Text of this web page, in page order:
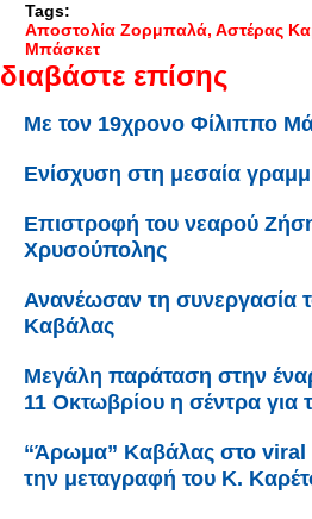
Tags:
Αποστολία Ζορμπαλά Αστέρας
Μπάσκετ
διαβάστε επίσης
Με τον 19χρονο Φίλιππο
Ενίσχυση στη μεσαία
Επιστροφή του νεαρού
Χρυσούπολης
Ανανέωσαν τη συνεργασία
Καβάλας
Μεγάλη παράταση στην
11 Οκτωβρίου η σέντρα για
“Άρωμα” Καβάλας στο viral
την μεταγραφή του Κ.